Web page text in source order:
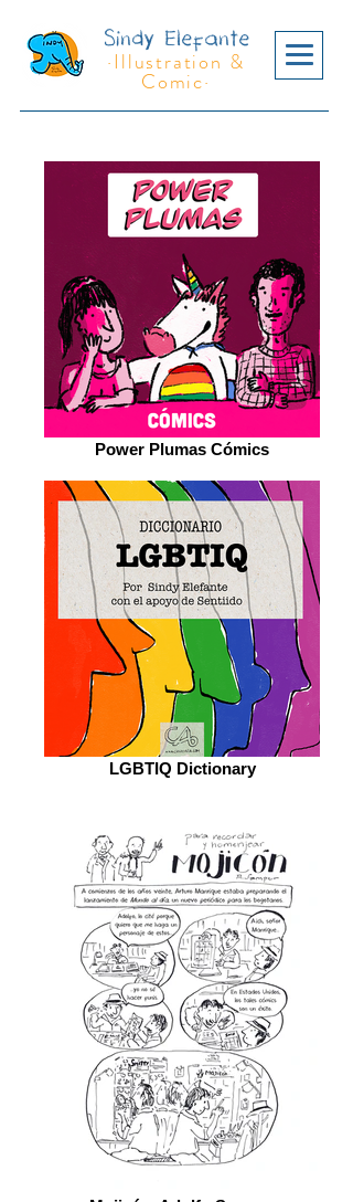
Sindy Elefante
·Illustration &
Comic·
Power Plumas Cómics
LGBTIQ Dictionary